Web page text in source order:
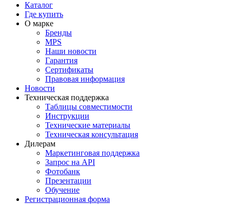
Каталог
Где купить
О марке
Бренды
MPS
Наши новости
Гарантия
Сертификаты
Правовая информация
Новости
Техническая поддержка
Таблицы совместимости
Инструкции
Технические материалы
Техническая консультация
Дилерам
Маркетинговая поддержка
Запрос на API
Фотобанк
Презентации
Обучение
Регистрационная форма